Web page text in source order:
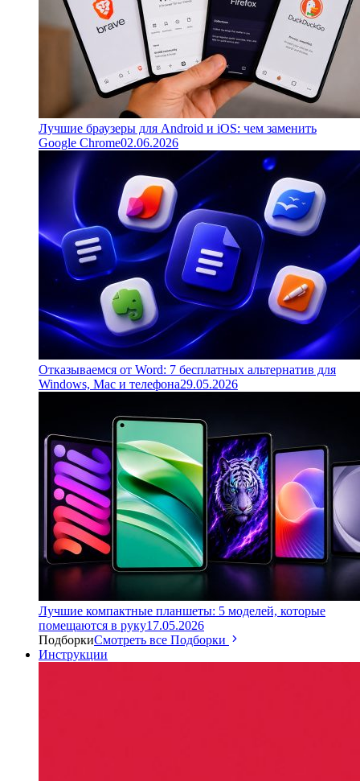
Лучшие браузеры для Android и iOS: чем заменить
Google Chrome02.06.2026
Отказываемся от Word: 7 бесплатных альтернатив для
Windows, Mac и телефона29.05.2026
Лучшие компактные планшеты: 5 моделей, которые
помещаются в руку17.05.2026
ПодборкиСмотреть все Подборки
Инструкции